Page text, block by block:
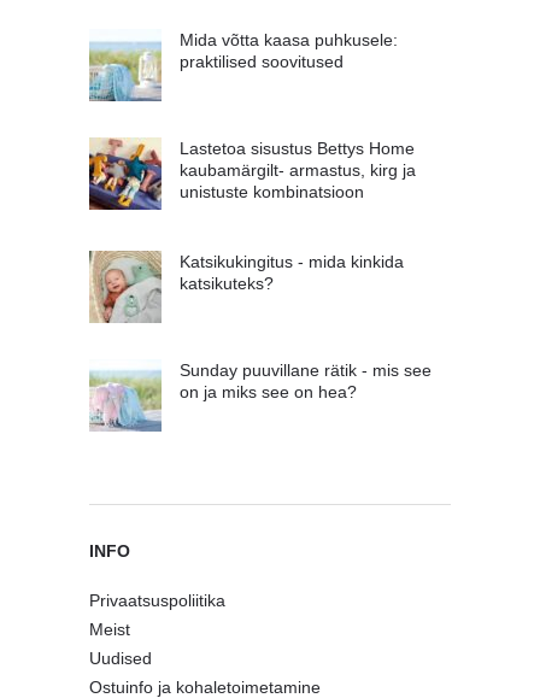
Mida võtta kaasa puhkusele:
praktilised soovitused
Lastetoa sisustus Bettys Home
kaubamärgilt- armastus, kirg ja
unistuste kombinatsioon
Katsikukingitus - mida kinkida
katsikuteks?
Sunday puuvillane rätik - mis see
on ja miks see on hea?
INFO
Privaatsuspoliitika
Meist
Uudised
Ostuinfo ja kohaletoimetamine